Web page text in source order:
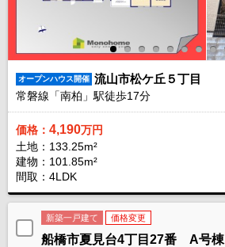
オープンハウス開催 流山市松ケ丘５丁目
常磐線「南柏」駅徒歩17分
価格： 4,190万円
土地：133.25m²
建物：101.85m²
間取：4LDK
新築一戸建て 価格変更
船橋市夏見台4丁目27番 A号棟